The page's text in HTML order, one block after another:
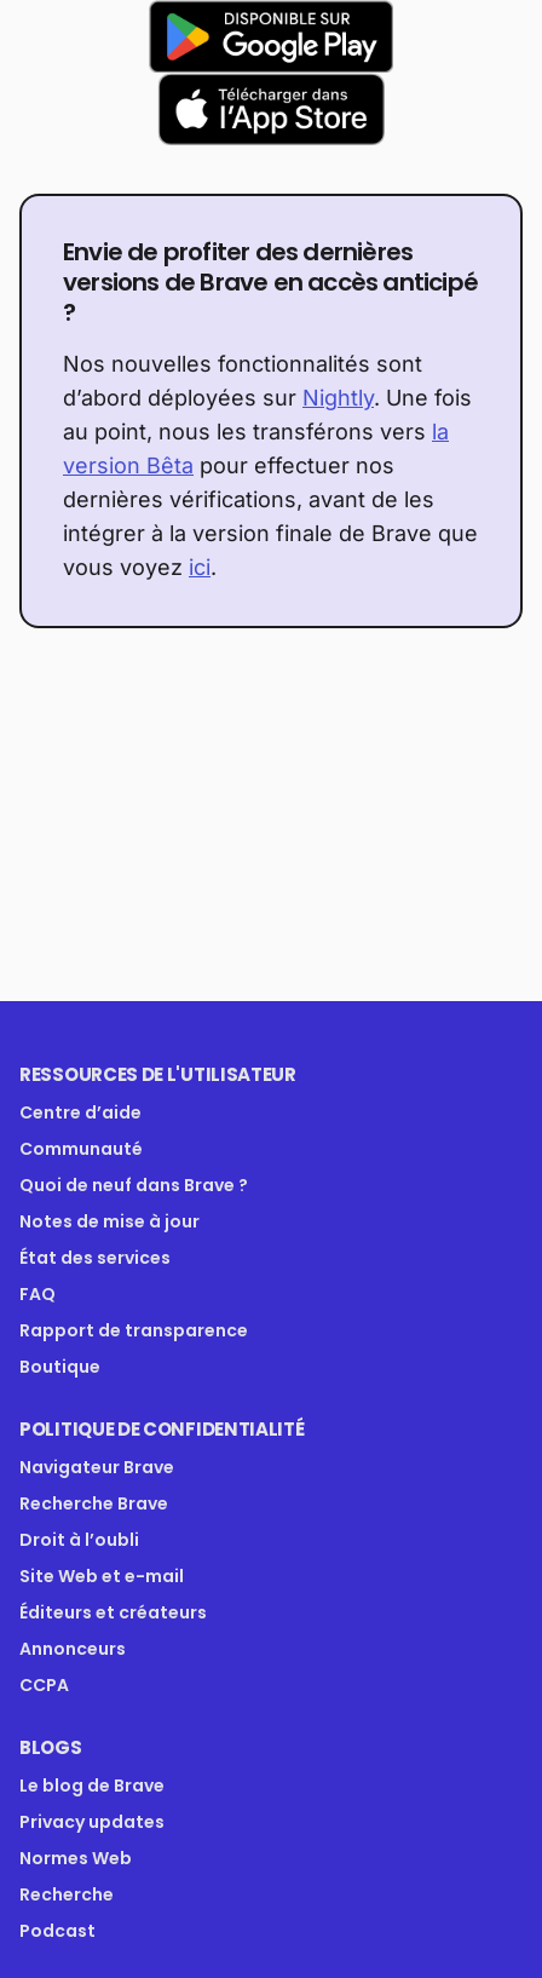
Envie de profiter des dernières
versions de Brave en accès anticipé
?
Nos nouvelles fonctionnalités sont
d’abord déployées sur Nightly. Une fois
au point, nous les transférons vers la
version Bêta pour effectuer nos
dernières vérifications, avant de les
intégrer à la version finale de Brave que
vous voyez ici.
RESSOURCES DE L'UTILISATEUR
Centre d’aide
Communauté
Quoi de neuf dans Brave ?
Notes de mise à jour
État des services
FAQ
Rapport de transparence
Boutique
POLITIQUE DE CONFIDENTIALITÉ
Navigateur Brave
Recherche Brave
Droit à l’oubli
Site Web et e-mail
Éditeurs et créateurs
Annonceurs
CCPA
BLOGS
Le blog de Brave
Privacy updates
Normes Web
Recherche
Podcast